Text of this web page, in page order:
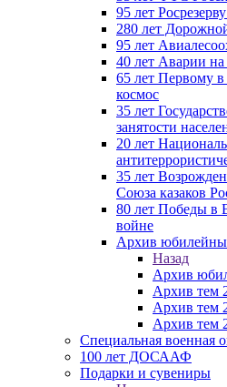
95 лет
280 лет
95 лет
40 лет Аварии
65 лет Первому в
космос
35 лет
занятости
20 лет
35 лет
Союза казаков
80 лет Победы в
войне
Архив
Назад
Архив
Архив тем
Архив тем
Архив тем
Специальная военная
100 лет ДОСААФ
Подарки и сувениры